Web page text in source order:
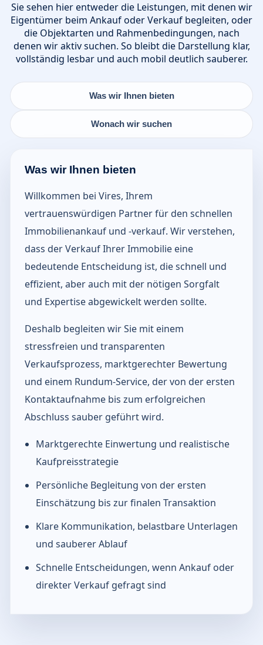
Sie sehen hier entweder die Leistungen, mit denen wir
Eigentümer beim Ankauf oder Verkauf begleiten, oder
die Objektarten und Rahmenbedingungen, nach
denen wir aktiv suchen. So bleibt die Darstellung klar,
vollständig lesbar und auch mobil deutlich sauberer.
Was wir Ihnen bieten
Wonach wir suchen
Was wir Ihnen bieten
Willkommen bei Vires, Ihrem
vertrauenswürdigen Partner für den schnellen
Immobilienankauf und -verkauf. Wir verstehen,
dass der Verkauf Ihrer Immobilie eine
bedeutende Entscheidung ist, die schnell und
effizient, aber auch mit der nötigen Sorgfalt
und Expertise abgewickelt werden sollte.
Deshalb begleiten wir Sie mit einem
stressfreien und transparenten
Verkaufsprozess, marktgerechter Bewertung
und einem Rundum-Service, der von der ersten
Kontaktaufnahme bis zum erfolgreichen
Abschluss sauber geführt wird.
Marktgerechte Einwertung und realistische
Kaufpreisstrategie
Persönliche Begleitung von der ersten
Einschätzung bis zur finalen Transaktion
Klare Kommunikation, belastbare Unterlagen
und sauberer Ablauf
Schnelle Entscheidungen, wenn Ankauf oder
direkter Verkauf gefragt sind